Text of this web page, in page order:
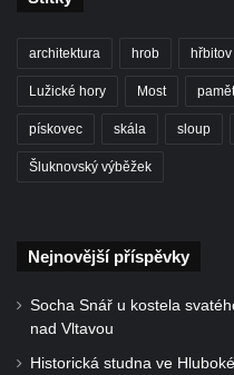
čp. 37 v Račicích
Socha Skupina jeřábů v
architektura hrob hřbitov
Lužické hory Most
pískovec skála sloup
Šluknovský výběžek
Nejnovější příspěvky
Socha Snář u kostela
nad Vltavou
Historická studna ve